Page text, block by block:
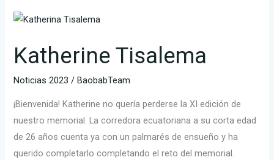
Katherine Tisalema
Noticias 2023 / BaobabTeam
¡Bienvenida! Katherine no quería perderse la XI edición de
nuestro memorial. La corredora ecuatoriana a su corta edad
de 26 años cuenta ya con un palmarés de ensueño y ha
querido completarlo completando el reto del memorial.
Katherine